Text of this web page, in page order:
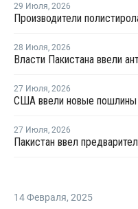
29 Июля, 2026
28 Июля, 2026
27 Июля, 2026
США ввели новые пошлины
27 Июля, 2026
14 Февраля, 2025